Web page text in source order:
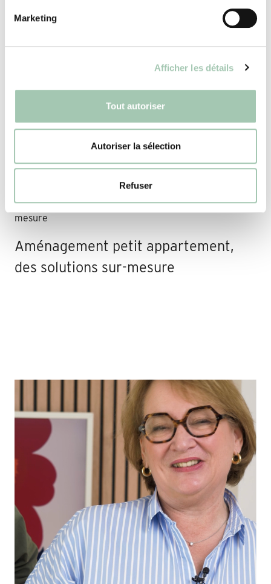
Marketing
Afficher les détails
Tout autoriser
Autoriser la sélection
Refuser
Claustra bois intérieur, séparation
Aménagement petit appartement,
des solutions sur-mesure